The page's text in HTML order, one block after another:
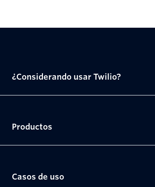
¿Considerando usar Twilio?
Productos
Casos de uso